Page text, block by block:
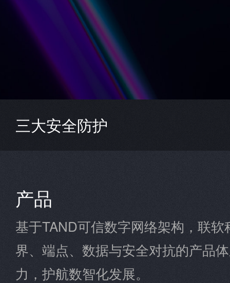
三大安全防护
产品
基于TAND可信数字网络架构，联
界、端点、数据与安全对抗的产品
力，护航数智化发展。